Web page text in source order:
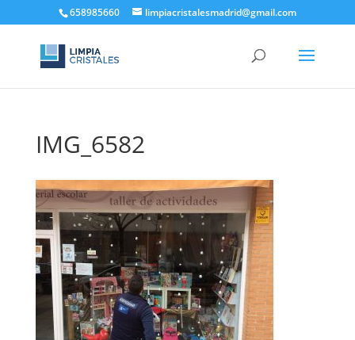
658985660 limpiacristalesmadrid@gmail.com
IMG_6582